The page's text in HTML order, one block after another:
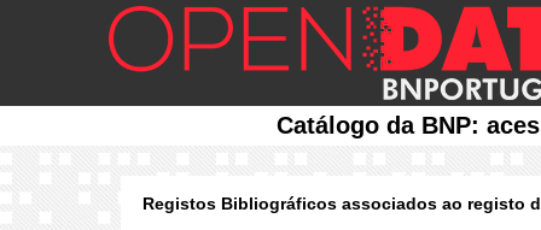
Catálogo da BNP:
Registos Bibliográficos associados ao registo